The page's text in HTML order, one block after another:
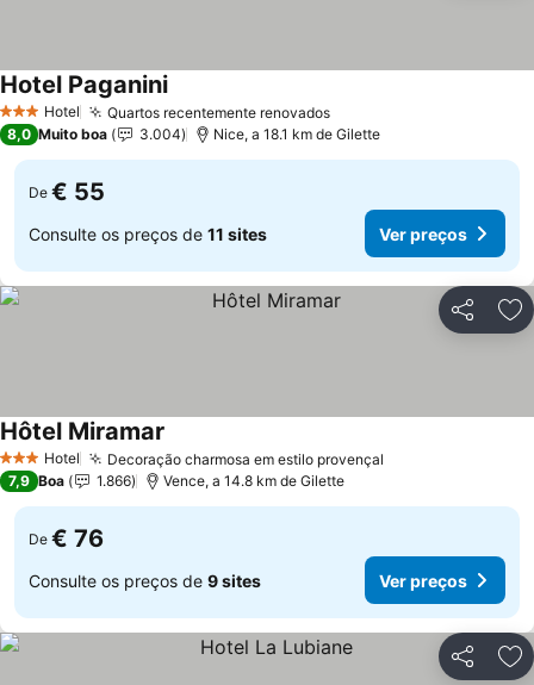
3 EstrelasHotel Quartos recentemente renovadosVer preços
Hotel PaganiniVer preços
8,0 Muito boa 3.004 Nice, a 18.1 km de Gilette
De € 55
Consulte os preços de 11 sites Ver preços
Partilhar
3 EstrelasHotel Decoração charmosa em estilo provençal
Hôtel Miramar
7,9 Boa 1.866 Vence, a 14.8 km de Gilette
De € 76
Consulte os preços de 9 sites Ver preços
Partilhar